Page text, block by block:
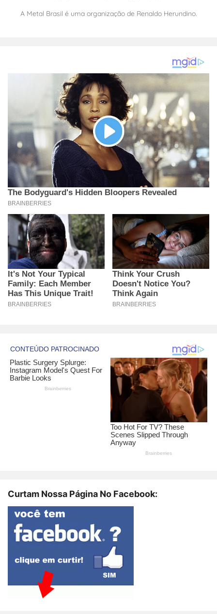
A Metal Brasil é uma organização de Renaldo Herundino.
Curtam Nossa Página No Facebook: